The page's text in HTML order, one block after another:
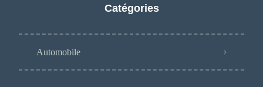
Catégories
Automobile